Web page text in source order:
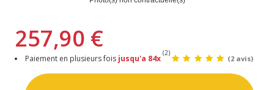
257,90 €
Paiement en plusieurs fois jusqu'a 84x
(2)
(2 avis)